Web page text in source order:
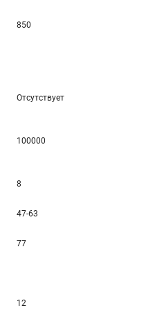
850
Отсутствует
100000
8
47-63
77
12